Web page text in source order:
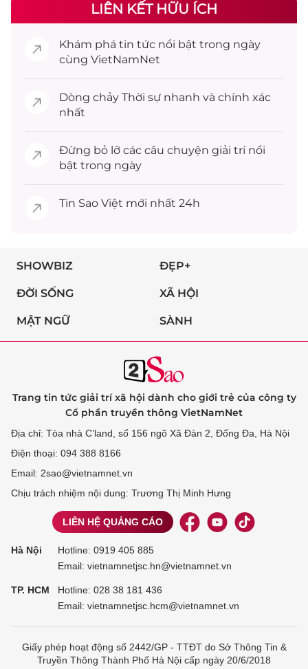
LIÊN KẾT HỮU ÍCH
Khám phá tin tức nổi bật trong ngày
cùng VietNamNet
Dòng chảy Thời sự nhanh và chính xác
nhất
Đừng bỏ lỡ các câu chuyện giải trínổi
bật trong ngày
Tin Sao Việt mới nhất 24h
SHOWBIZ ĐẸP+
ĐỜI SỐNG XÃ HỘI
MẬT NGỮ SÀNH
Trang tin tức giải trí xã hội dành cho giới trẻ của công ty
Cổ phần truyền thông VietNamNet
Địa chỉ: Tòa nhà C’land, số 156 ngõ Xã Đàn 2, Đống Đa, Hà Nội
Điện thoại: 094 388 8166
Email: 2sao@vietnamnet.vn
Chịu trách nhiệm nội dung: Trương Thị Minh Hưng
LIÊN HỆ QUẢNG CÁO
Hà Nội Hotline: 0919 405 885
Email: vietnamnetjsc.hn@vietnamnet.vn
TP. HCM Hotline: 028 38 181 436
Email: vietnamnetjsc.hcm@vietnamnet.vn
Giấy phép hoạt động số 2442/GP - TTĐT do Sở Thông Tin &
Truyền Thông Thành Phố Hà Nội cấp ngày 20/6/2018